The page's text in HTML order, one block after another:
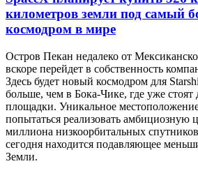
километров земли под самый
космодром в мире
Остров Пекан недалеко от
вскоре перейдет в собственность
Здесь будет новый космодром для
больше, чем в Бока-Чике, где уже стоят
площадки. Уникальное
попытаться реализовать амбициозную
миллиона низкоорбитальных
сегодня находится подавляющее
Земли.